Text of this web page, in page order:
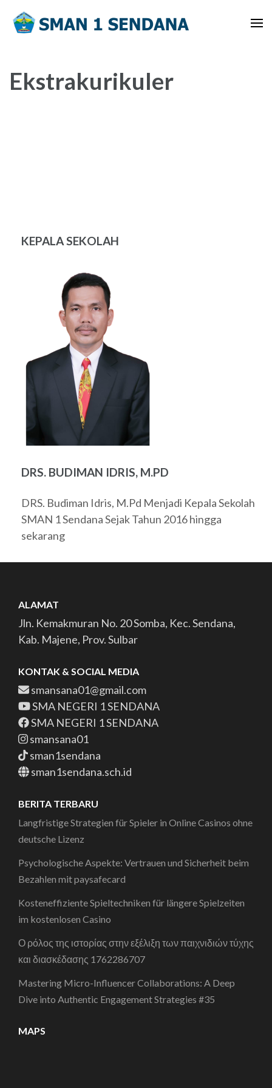
Enter)
Ekstrakurikuler
KEPALA SEKOLAH
DRS. BUDIMAN IDRIS, M.PD
DRS. Budiman Idris, M.Pd Menjadi Kepala Sekolah
SMAN 1 Sendana Sejak Tahun 2016 hingga
sekarang
ALAMAT
Jln. Kemakmuran No. 20 Somba, Kec. Sendana,
Kab. Majene, Prov. Sulbar
KONTAK & SOCIAL MEDIA
smansana01@gmail.com
SMA NEGERI 1 SENDANA
SMA NEGERI 1 SENDANA
smansana01
sman1sendana
sman1sendana.sch.id
BERITA TERBARU
Langfristige Strategien für Spieler in Online Casinos ohne
deutsche Lizenz
Psychologische Aspekte: Vertrauen und Sicherheit beim
Bezahlen mit paysafecard
Kosteneffiziente Spieltechniken für längere Spielzeiten
im kostenlosen Casino
Ο ρόλος της ιστορίας στην εξέλιξη των παιχνιδιών τύχης
και διασκέδασης 1762286707
Mastering Micro-Influencer Collaborations: A Deep
Dive into Authentic Engagement Strategies #35
MAPS